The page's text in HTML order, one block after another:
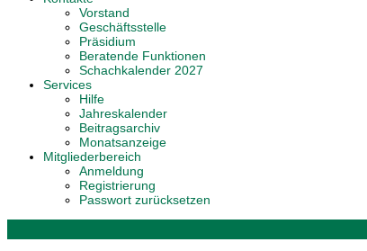
Vorstand
Geschäftsstelle
Präsidium
Beratende Funktionen
Schachkalender 2027
Services
Hilfe
Jahreskalender
Beitragsarchiv
Monatsanzeige
Mitgliederbereich
Anmeldung
Registrierung
Passwort zurücksetzen